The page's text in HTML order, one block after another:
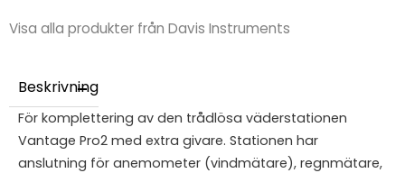
Visa alla produkter från Davis Instruments
Beskrivning
För komplettering av den trådlösa väderstationen
Vantage Pro2 med extra givare. Stationen har
anslutning för anemometer (vindmätare), regnmätare,